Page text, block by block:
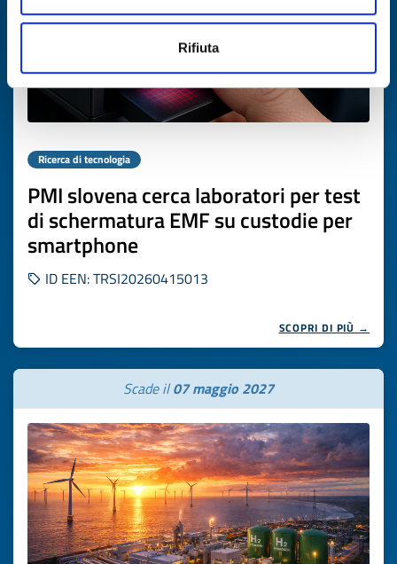
Rifiuta
Ricerca di tecnologia
PMI slovena cerca laboratori per test
di schermatura EMF su custodie per
smartphone
ID EEN: TRSI20260415013
SCOPRI DI PIÙ →
Scade il07 maggio 2027